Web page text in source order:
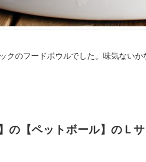
クのフードボウルでした。味気ない
の【ペットボール】のＬ